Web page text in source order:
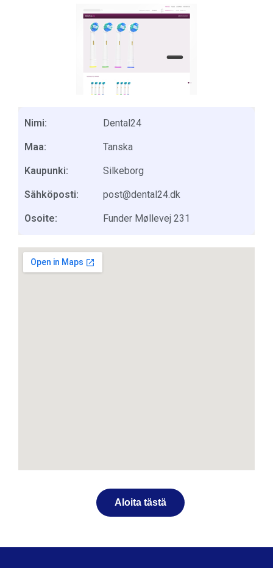
Nimi:
Maa:
Kaupunki:
Sähköposti:
Osoite:
Dental24
Tanska
Silkeborg
post@dental24.dk
Funder Møllevej 231
Aloita tästä